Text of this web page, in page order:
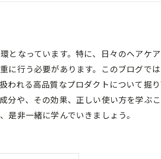
となっています。特に、日々のヘアケ
に行う必要があります。このブログで
われる高品質なプロダクトについて掘
分や、その効果、正しい使い方を学ぶ
是非一緒に学んでいきましょう。